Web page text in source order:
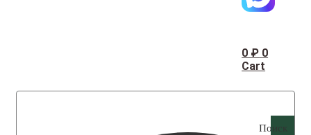
0 ₽ 0
Cart
Поиск